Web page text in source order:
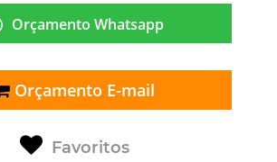
Orçamento Whatsapp
Orçamento E-mail
Favoritos